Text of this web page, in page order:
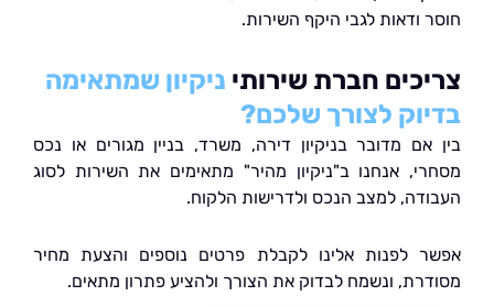
ודאות לגבי היקף השירות.
חברת שירותיניקיון שמתאימה
לצורך שלכם?
מדובר בניקיון דירה, משרד, בניין מגורים או נכס
אנחנו ב"ניקיון מהיר" מתאימים את השירות לסוג
למצב הנכס ולדרישות הלקוח.
לפנות אלינו לקבלת פרטים נוספים והצעת מחיר
ונשמח לבדוק את הצורך ולהציע פתרון מתאים.